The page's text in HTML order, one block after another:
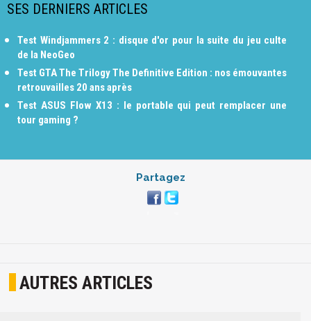
SES DERNIERS ARTICLES
Test Windjammers 2 : disque d'or pour la suite du jeu culte
de la NeoGeo
Test GTA The Trilogy The Definitive Edition : nos émouvantes
retrouvailles 20 ans après
Test ASUS Flow X13 : le portable qui peut remplacer une
tour gaming ?
Partagez
AUTRES ARTICLES